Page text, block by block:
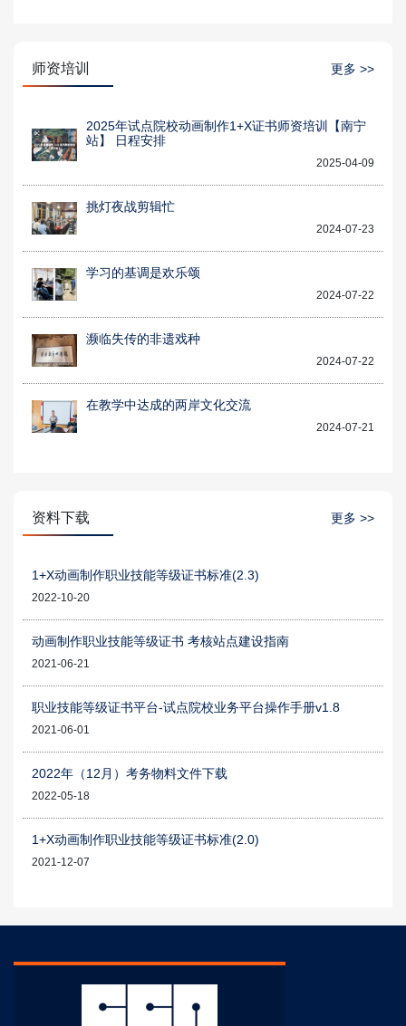
师资培训 更多 >>
2025年试点院校动画制作1+X证书师资培训【南宁
站】 日程安排
2025-04-09
挑灯夜战剪辑忙
2024-07-23
学习的基调是欢乐颂
2024-07-22
濒临失传的非遗戏种
2024-07-22
在教学中达成的两岸文化交流
2024-07-21
资料下载 更多 >>
1+X动画制作职业技能等级证书标准(2.3)
2022-10-20
动画制作职业技能等级证书 考核站点建设指南
2021-06-21
职业技能等级证书平台-试点院校业务平台操作手册v1.8
2021-06-01
2022年（12月）考务物料文件下载
2022-05-18
1+X动画制作职业技能等级证书标准(2.0)
2021-12-07